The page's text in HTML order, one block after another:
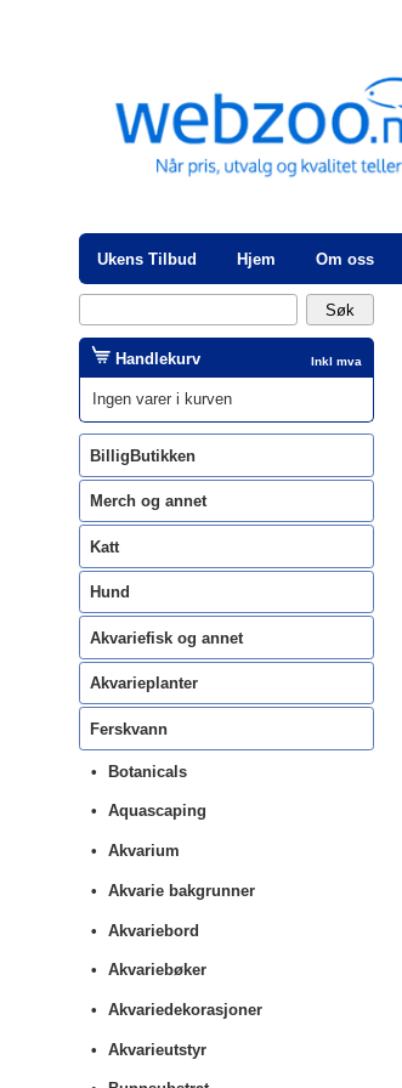
Ukens Tilbud Hjem Om oss
Inkl mva
Handlekurv
Ingen varer i kurven
BilligButikken
Merch og annet
Katt
Hund
Akvariefisk og annet
Akvarieplanter
Ferskvann
Botanicals
Aquascaping
Akvarium
Akvarie bakgrunner
Akvariebord
Akvariebøker
Akvariedekorasjoner
Akvarieutstyr